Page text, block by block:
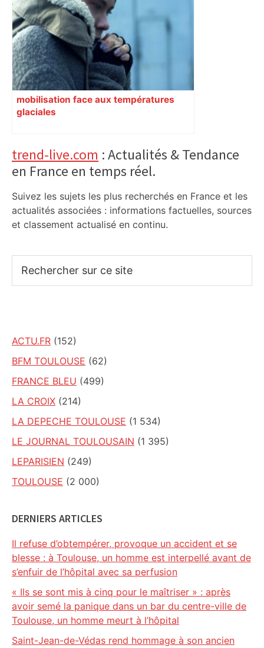
mobilisation face aux températures
glaciales
Primary
Sidebar
trend-live.com : Actualités & Tendance
en France en temps réel.
Suivez les sujets les plus recherchés en France et les
actualités associées : informations factuelles, sources
et classement actualisé en continu.
sur
ACTU.FR (152)
BFM TOULOUSE (62)
FRANCE BLEU (499)
LA CROIX (214)
LA DEPECHE TOULOUSE (1 534)
LE JOURNAL TOULOUSAIN (1 395)
LEPARISIEN (249)
TOULOUSE (2 000)
DERNIERS ARTICLES
Il refuse d’obtempérer, provoque un accident et se
blesse : à Toulouse, un homme est interpellé avant de
s’enfuir de l’hôpital avec sa perfusion
« Ils se sont mis à cinq pour le maîtriser » : après
avoir semé la panique dans un bar du centre-ville de
Toulouse, un homme meurt à l’hôpital
Saint-Jean-de-Védas rend hommage à son ancien